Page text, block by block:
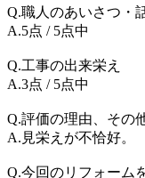
Q.職人のあいさつ・
A.5点 / 5点中
Q.工事の出来栄え
A.3点 / 5点中
Q.評価の理由、その
A.見栄えが不恰好。
Q.今回のリフォーム